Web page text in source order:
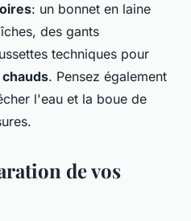
: un bonnet en laine
des gants
techniques pour
chauds. Pensez également
l'eau et la boue de
de vos